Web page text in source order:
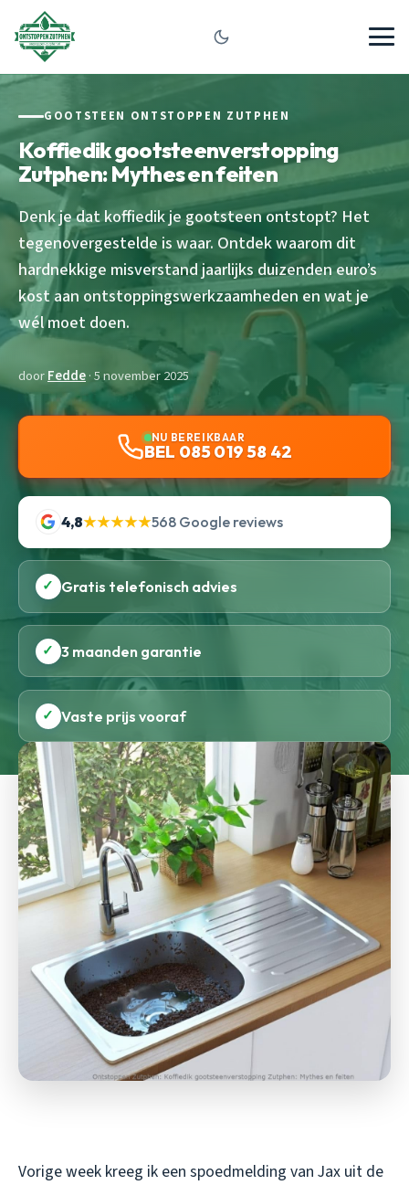
GOOTSTEEN ONTSTOPPEN ZUTPHEN
Koffiedik gootsteenverstopping
Zutphen: Mythes en feiten
Denk je dat koffiedik je gootsteen ontstopt? Het
tegenovergestelde is waar. Ontdek waarom dit
hardnekkige misverstand jaarlijks duizenden euro’s
kost aan ontstoppingswerkzaamheden en wat je
wél moet doen.
doorFedde· 5 november 2025
NU BEREIKBAAR
BEL 085 019 58 42
4,8★★★★★568 Google reviews
✓ Gratis telefonisch advies
✓ 3 maanden garantie
✓ Vaste prijs vooraf
Vorige week kreeg ik een spoedmelding van Jax uit de